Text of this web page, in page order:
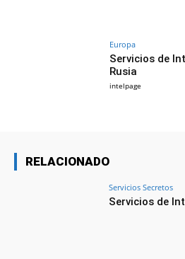
Europa
Servicios de
Rusia
intelpage
RELACIONADO
Servicios Secretos
Servicios de